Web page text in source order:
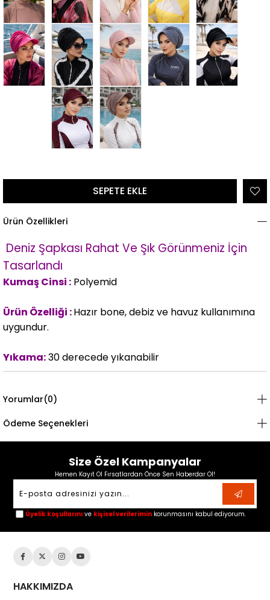
Ürün Özellikleri
Deniz Şapkası Rahat Ve Şık Görünmeniz İçin
Tasarlandı
Kumaş Cinsi : Polyemid
Ürün Özelliği :Hazır bone, debiz ve havuz kullanımına
uygundur.
Yıkama:30 derecede yıkanabilir
Yorumlar(0)
Ödeme Seçenekleri
Size Özel Kampanyalar
Hemen Kayıt Ol Fırsatlardan Önce Sen Haberdar Ol!
Üyelik koşullarını ve kişisel verilerimin korunmasını kabul ediyorum.
HAKKIMIZDA